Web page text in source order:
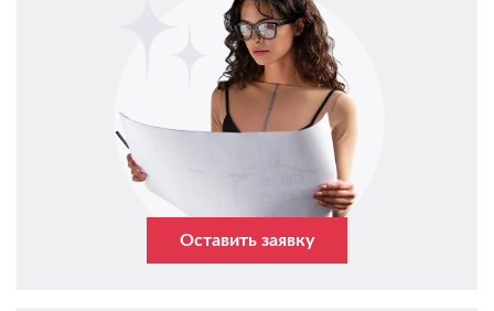
Оставить заявку